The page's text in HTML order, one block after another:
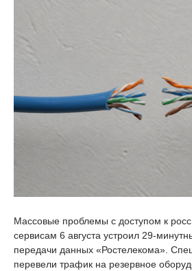
Массовые проблемы с доступом к
сервисам 6 августа устроил 29-
передачи данных «Ростелекома».
перевели трафик на резервное